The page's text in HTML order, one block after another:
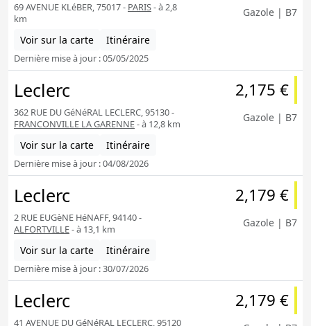
69 AVENUE KLéBER, 75017 - PARIS- à 2,8
km
Voir sur la carte Itinéraire
Dernière mise à jour : 05/05/2025
Gazole | B7
Leclerc
362 RUE DU GéNéRAL LECLERC, 95130 -
FRANCONVILLE LA GARENNE- à 12,8 km
Voir sur la carte Itinéraire
Dernière mise à jour : 04/08/2026
2,175 €
Gazole | B7
Leclerc
2 RUE EUGèNE HéNAFF, 94140 -
ALFORTVILLE- à 13,1 km
Voir sur la carte Itinéraire
Dernière mise à jour : 30/07/2026
2,179 €
Gazole | B7
Leclerc
41 AVENUE DU GéNéRAL LECLERC, 95120
2,179 €